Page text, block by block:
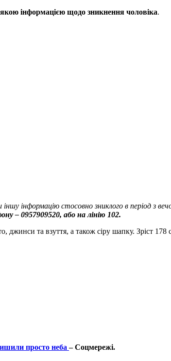
інформацією щодо зникнення чоловіка.
інформацію стосовно зниклого в період з
– 0957909520, або на лінію 102.
джинси та взуття, а також сіру шапку. Зріст 178
просто неба– Соцмережі.